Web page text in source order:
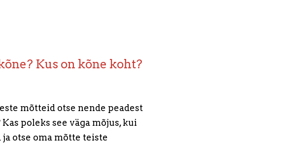
Kus on kõne koht?
mõtteid otse nende peadest
poleks see väga mõjus, kui
otse oma mõtte teiste